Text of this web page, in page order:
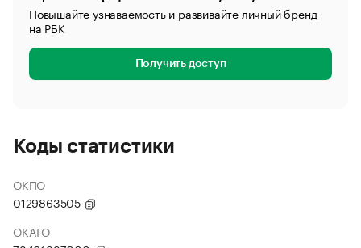
Повышайте узнаваемость и развивайте личный бренд
на РБК
Получить доступ
Коды статистики
ОКПО
0129863505
ОКАТО